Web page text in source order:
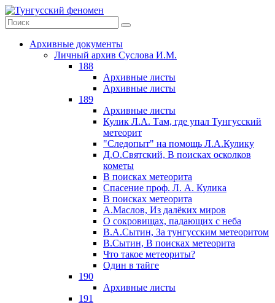
Архивные документы
Личный архив Суслова И.М.
188
Архивные листы
Архивные листы
189
Архивные листы
Кулик Л.А. Там, где упал Тунгусский
метеорит
"Следопыт" на помощь Л.А.Кулику
Д.О.Святский, В поисках осколков
кометы
В поисках метеорита
Спасение проф. Л. А. Кулика
В поисках метеорита
А.Маслов, Из далёких миров
О сокровищах, падающих с неба
В.А.Сытин, За тунгусским метеоритом
В.Сытин, В поисках метеорита
Что такое метеориты?
Один в тайге
190
Архивные листы
191